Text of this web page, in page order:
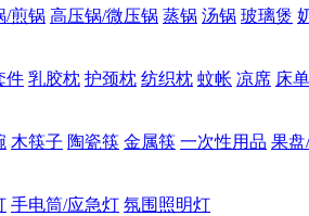
/煎锅 高压锅/微压锅 蒸锅 汤锅 玻璃煲
件 乳胶枕 护颈枕 纺织枕 蚊帐 凉席 床
木筷子 陶瓷筷 金属筷 一次性用品 果盘
手电筒/应急灯 氛围照明灯